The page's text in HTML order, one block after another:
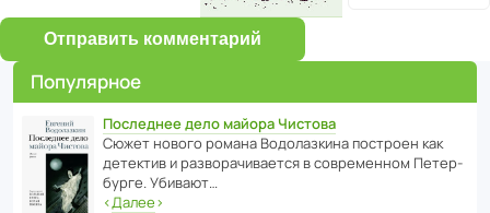
Отправить комментарий
Популярное
Последнее дело майора Чистова
Сюжет нового романа Водо­ла­з­кина пост­роен как
дете­ктив и разво­ра­чи­ва­ется в совре­менном Пете­р­
бурге. Убивают…
‹Далее›